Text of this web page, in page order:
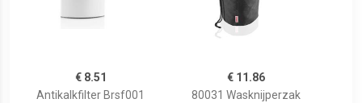
€ 8.51
Antikalkfilter Brsf001
€ 11.86
80031 Wasknijperzak